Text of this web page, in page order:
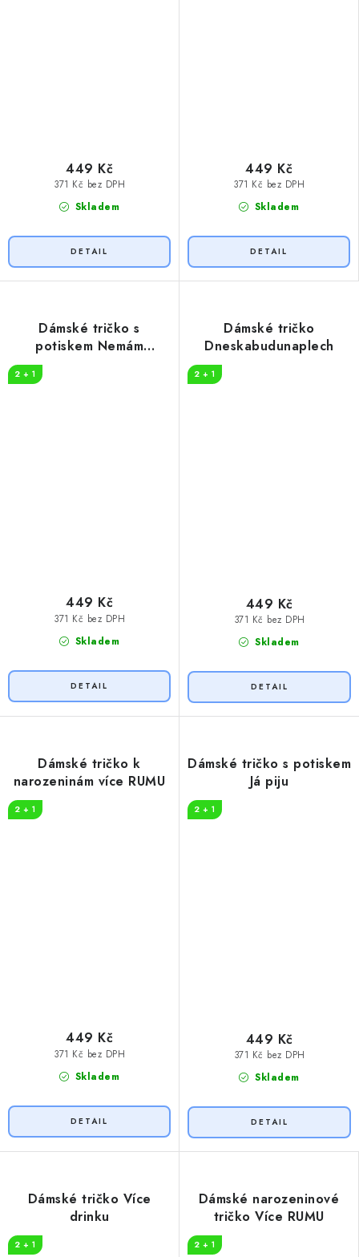
Skladem
371 Kč bez DPH
449 Kč
Skladem
371 Kč bez DPH
449 Kč
Dámské tričko s
potiskem Nemám
problém s alkoholem
2 + 1
Skladem
371 Kč bez DPH
449 Kč
Dámské tričko
Dneskabudunaplech
2 + 1
Skladem
371 Kč bez DPH
449 Kč
Dámské tričko k
narozeninám více RUMU
2 + 1
Skladem
371 Kč bez DPH
449 Kč
Dámské tričko s potiskem
Já piju
2 + 1
Skladem
371 Kč bez DPH
449 Kč
Dámské tričko Více
drinku
2 + 1
Dámské narozeninové
tričko Více RUMU
2 + 1